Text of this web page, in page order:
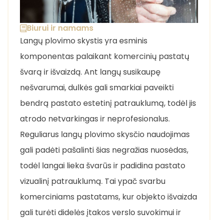
Biurui ir namams
Langų plovimo skystis yra esminis
komponentas palaikant komercinių pastatų
švarą ir išvaizdą. Ant langų susikaupę
nešvarumai, dulkės gali smarkiai paveikti
bendrą pastato estetinį patrauklumą, todėl jis
atrodo netvarkingas ir neprofesionalus.
Reguliarus langų plovimo skysčio naudojimas
gali padėti pašalinti šias negražias nuosėdas,
todėl langai lieka švarūs ir padidina pastato
vizualinį patrauklumą. Tai ypač svarbu
komerciniams pastatams, kur objekto išvaizda
gali turėti didelės įtakos verslo suvokimui ir